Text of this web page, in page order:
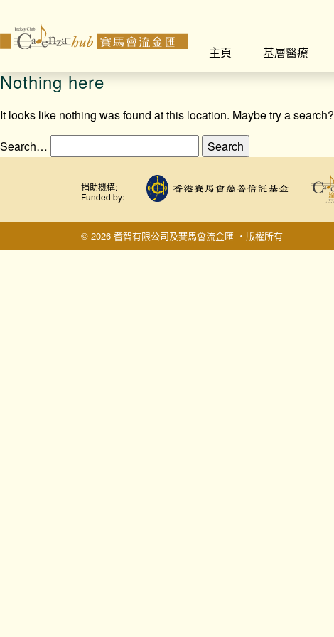
主頁
基層醫療
Nothing here
It looks like nothing was found at this location. Maybe try a search?
Search…
捐助機構:
Funded by:
© 2026 耆智有限公司及賽馬會流金匯 ‧版權所有